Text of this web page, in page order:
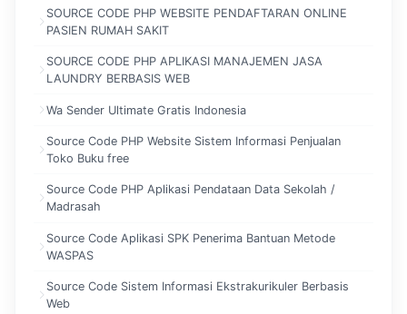
SOURCE CODE PHP WEBSITE PENDAFTARAN ONLINE
PASIEN RUMAH SAKIT
SOURCE CODE PHP APLIKASI MANAJEMEN JASA
LAUNDRY BERBASIS WEB
Wa Sender Ultimate Gratis Indonesia
Source Code PHP Website Sistem Informasi Penjualan
Toko Buku free
Source Code PHP Aplikasi Pendataan Data Sekolah /
Madrasah
Source Code Aplikasi SPK Penerima Bantuan Metode
WASPAS
Source Code Sistem Informasi Ekstrakurikuler Berbasis
Web